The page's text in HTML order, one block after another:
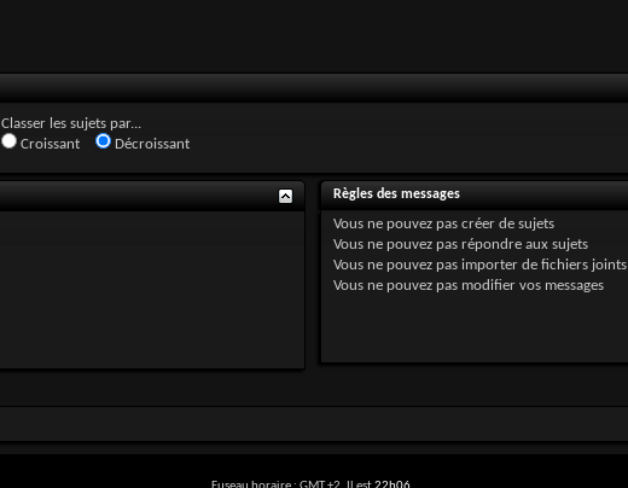
Classer les sujets par...
Croissant
Décroissant
Règles des messages
Vous ne pouvez pas créer de sujets
Vous ne pouvez pas répondre aux sujets
Vous ne pouvez pas importer de fichiers joints
Vous ne pouvez pas modifier vos messages